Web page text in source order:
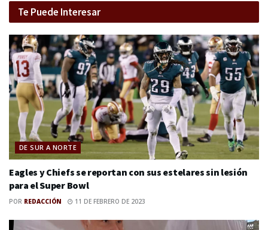
Te Puede Interesar
DE SUR A NORTE
Eagles y Chiefs se reportan con sus estelares sin lesión
para el Super Bowl
POR REDACCIÓN 11 DE FEBRERO DE 2023